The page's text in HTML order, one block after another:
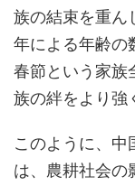
族の結束を重ん
年による年齢の
春節という家族
族の絆をより強
このように、中
は、農耕社会の